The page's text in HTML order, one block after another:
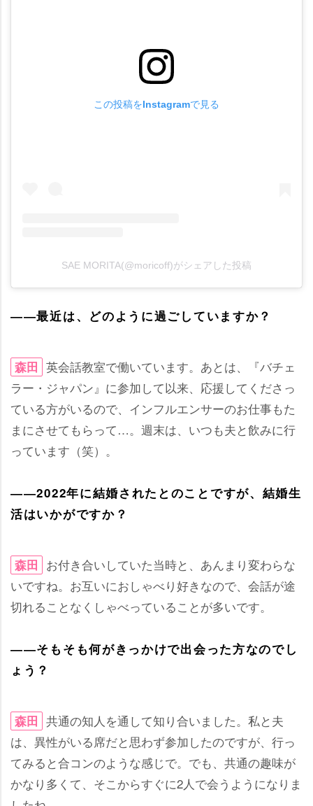
この投稿をInstagramで見る
SAE MORITA(@moricoff)がシェアした投稿
――最近は、どのように過ごしていますか？
森田 英会話教室で働いています。あとは、『バチェ
ラー・ジャパン』に参加して以来、応援してくださっ
ている方がいるので、インフルエンサーのお仕事もた
まにさせてもらって…。週末は、いつも夫と飲みに行
っています（笑）。
――2022年に結婚されたとのことですが、結婚生
活はいかがですか？
森田 お付き合いしていた当時と、あんまり変わらな
いですね。お互いにおしゃべり好きなので、会話が途
切れることなくしゃべっていることが多いです。
――そもそも何がきっかけで出会った方なのでし
ょう？
森田 共通の知人を通して知り合いました。私と夫
は、異性がいる席だと思わず参加したのですが、行っ
てみると合コンのような感じで。でも、共通の趣味が
かなり多くて、そこからすぐに2人で会うようになりま